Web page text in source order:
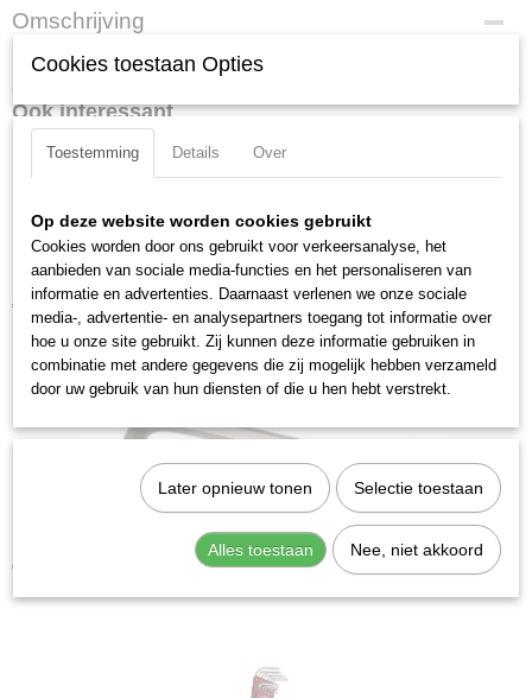
Productcode
3601-2.5
EAN code
Productcode leverancier
Omschrijving
Mat verchroomd.
Ook interessant
Kraftwerk 3602 Stiftsleutelset inbus kogelkop 10-delig
€ 16,68
Kraftwerk 3602-4 Stiftsleutel inbus kogelkop 4 mm
€ 2,01
Cookies toestaan Opties
Toestemming Details Over
Op deze website worden cookies gebruikt
Cookies worden door ons gebruikt voor verkeersanalyse, het
aanbieden van sociale media-functies en het personaliseren van
informatie en advertenties. Daarnaast verlenen we onze sociale
media-, advertentie- en analysepartners toegang tot informatie over
hoe u onze site gebruikt. Zij kunnen deze informatie gebruiken in
combinatie met andere gegevens die zij mogelijk hebben verzameld
door uw gebruik van hun diensten of die u hen hebt verstrekt.
Later opnieuw tonen Selectie toestaan
Alles toestaan Nee, niet akkoord